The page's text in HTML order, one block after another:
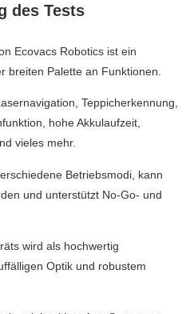
des Tests
Ecovacs Robotics ist ein
breiten Palette an Funktionen.
Teppicherkennung,
hohe Akkulaufzeit,
vieles mehr.
Betriebsmodi, kann
und unterstützt No-Go- und
wird als hochwertig
Optik und robustem